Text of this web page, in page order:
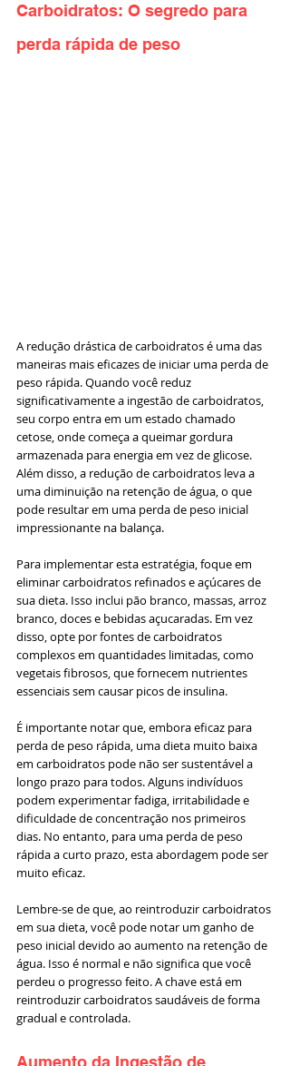
Carboidratos: O segredo para
perda rápida de peso
A redução drástica de carboidratos é uma das
maneiras mais eficazes de iniciar uma perda de
peso rápida. Quando você reduz
significativamente a ingestão de carboidratos,
seu corpo entra em um estado chamado
cetose, onde começa a queimar gordura
armazenada para energia em vez de glicose.
Além disso, a redução de carboidratos leva a
uma diminuição na retenção de água, o que
pode resultar em uma perda de peso inicial
impressionante na balança.
Para implementar esta estratégia, foque em
eliminar carboidratos refinados e açúcares de
sua dieta. Isso inclui pão branco, massas, arroz
branco, doces e bebidas açucaradas. Em vez
disso, opte por fontes de carboidratos
complexos em quantidades limitadas, como
vegetais fibrosos, que fornecem nutrientes
essenciais sem causar picos de insulina.
É importante notar que, embora eficaz para
perda de peso rápida, uma dieta muito baixa
em carboidratos pode não ser sustentável a
longo prazo para todos. Alguns indivíduos
podem experimentar fadiga, irritabilidade e
dificuldade de concentração nos primeiros
dias. No entanto, para uma perda de peso
rápida a curto prazo, esta abordagem pode ser
muito eficaz.
Lembre-se de que, ao reintroduzir carboidratos
em sua dieta, você pode notar um ganho de
peso inicial devido ao aumento na retenção de
água. Isso é normal e não significa que você
perdeu o progresso feito. A chave está em
reintroduzir carboidratos saudáveis de forma
gradual e controlada.
Aumento da Ingestão de